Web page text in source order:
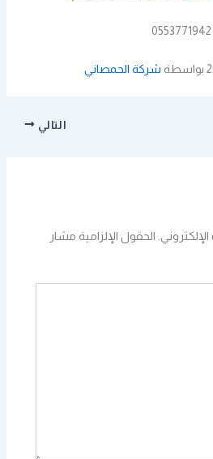
0553771942
شركة الحمصاني
التالي
الحقول الإلزامية مشار